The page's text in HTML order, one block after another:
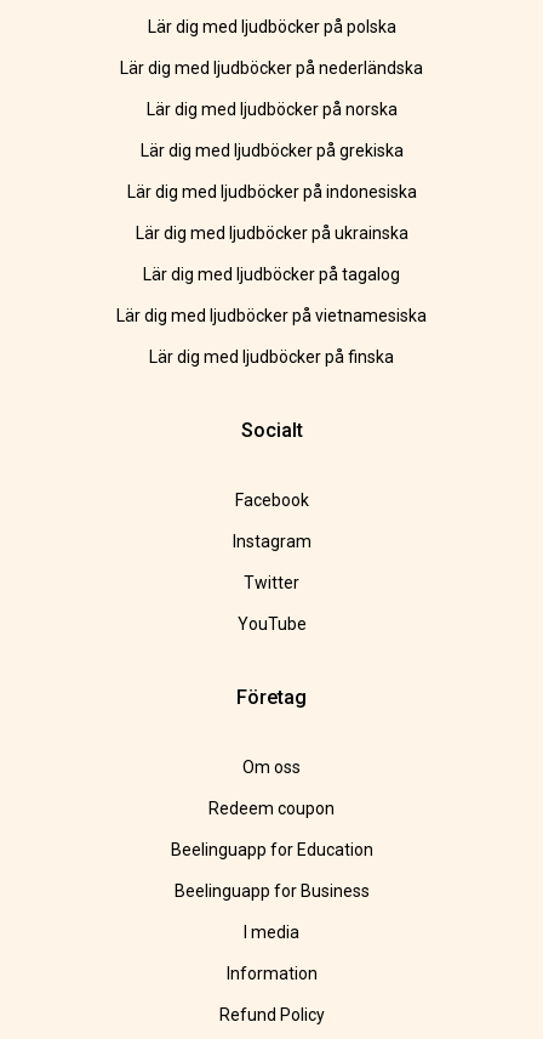
Lär dig med ljudböcker på polska
Lär dig med ljudböcker på nederländska
Lär dig med ljudböcker på norska
Lär dig med ljudböcker på grekiska
Lär dig med ljudböcker på indonesiska
Lär dig med ljudböcker på ukrainska
Lär dig med ljudböcker på tagalog
Lär dig med ljudböcker på vietnamesiska
Lär dig med ljudböcker på finska
Socialt
Facebook
Instagram
Twitter
YouTube
Företag
Om oss
Redeem coupon
Beelinguapp for Education
Beelinguapp for Business
I media
Information
Refund Policy